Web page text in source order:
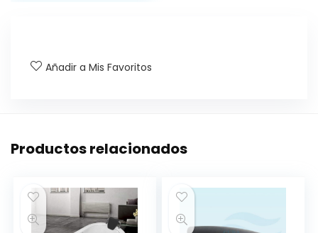
Añadir a Mis Favoritos
Productos relacionados